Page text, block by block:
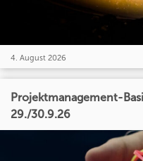
4. August 2026
Projektmanagement-
29./30.9.26